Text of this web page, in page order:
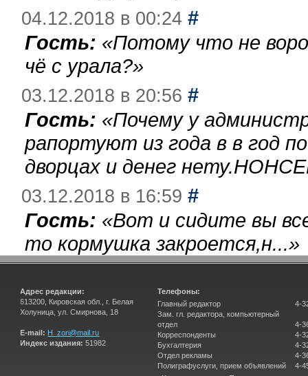
04.12.2018 в 00:24 #
Гость: «Потому что не
чё с урала?»
03.12.2018 в 20:56 #
Гость: «Почему у
рапортуют из года в в год
дворцах и денег
03.12.2018 в 16:59 #
Гость: «Вот и сидите вы
то кормушка закроется,н...»
Адрес редакции:
613200, Кировская обл., г. Белая
Холуница, ул. Смирнова, 18
E-mail: H_zori@mail.ru
Индекс издания: 51982
Телефоны:
Главный редактор
Зам. гл. редактора, компьютерный
отдел
Корреспонденты
Бухгалтерия
Отдел рекламы
Полиграфуслуги, прием объявлений
4-
4-
4-
4-
4-
4-